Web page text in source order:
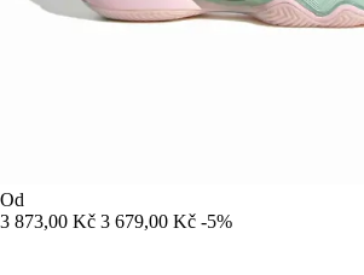
Od
3 873,00 Kč 3 679,00 Kč -5%